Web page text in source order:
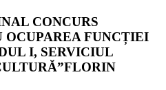
CONCURS
OCUPAREA FUNCȚIEI
I, SERVICIUL